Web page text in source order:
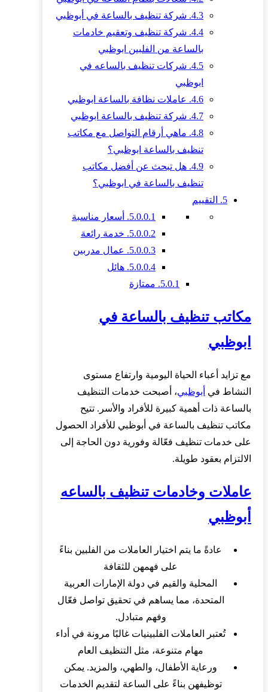
4.3. شركة تنظيف بالساعة في أبوظبي
4.4. شركة تنظيف وتعقيم خادمات
بالساعة من الفلبين ابوظبي
4.5. شركات تنظيف بالساعه في
ابوظبي
4.6. عاملات نظافة بالساعة ابوظبي
4.7. شركة تنظيف بالساعة ابوظبي
4.8. ماهي أرقام التواصل مع مكاتب
تنظيف بالساعة ابوظبي؟
4.9. هل تبحث عن أفضل مكاتب
تنظيف بالساعة في ابوظبي؟
5.
التقييم
5.0.0.1.
أسعار مناسبة
5.0.0.2. خدمة رائعة
5.0.0.3.
عمال مدربين
5.0.0.4. هائل
5.0.1. ممتازة
مكاتب تنظيف بالساعة في
ابوظبي
مع تزايد أعباء الحياة اليومية وارتفاع مستوى
النشاط في أبوظبي، أصبحت خدمات التنظيف
بالساعة ذات أهمية كبيرة للأفراد والأسر. تتيح
مكاتب تنظيف بالساعة في أبوظبي للأفراد الحصول
على خدمات تنظيف فعّالة وفورية دون الحاجة إلى
الالتزام بعقود طويلة.
عاملات وخادمات تنظيف بالساعه
أبوظبي
عادةً ما يتم اختيار العاملات من الفلبين بناءً
على فهمهن للثقافة
المحلية والقيم في دولة الإمارات العربية
المتحدة، مما يساهم في تحقيق تواصل فعّال
وفهم متبادل.
تُعتبر العاملات الفلبينيات غالبًا مرونة في أداء
مهام متنوعة، مثل التنظيف العام
ورعاية الأطفال، والطهي، والمزيد. يمكن
توظيفهن بناءً على الساعة لتقديم الخدمات